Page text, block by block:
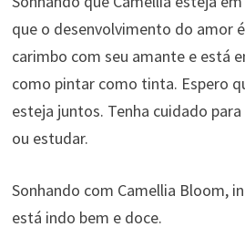
que o desenvolvimento do amor
carimbo com seu amante e está
como pintar como tinta. Espero
esteja juntos. Tenha cuidado
ou estudar.
Sonhando com Camellia Bloom,
está indo bem e doce.